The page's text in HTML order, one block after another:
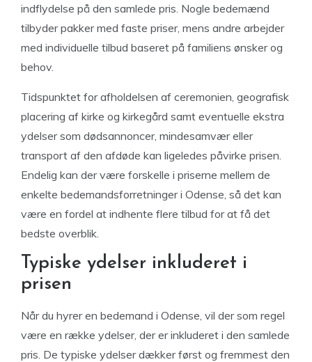
indflydelse på den samlede pris. Nogle bedemænd
tilbyder pakker med faste priser, mens andre arbejder
med individuelle tilbud baseret på familiens ønsker og
behov.
Tidspunktet for afholdelsen af ceremonien, geografisk
placering af kirke og kirkegård samt eventuelle ekstra
ydelser som dødsannoncer, mindesamvær eller
transport af den afdøde kan ligeledes påvirke prisen.
Endelig kan der være forskelle i priserne mellem de
enkelte bedemandsforretninger i Odense, så det kan
være en fordel at indhente flere tilbud for at få det
bedste overblik.
Typiske ydelser inkluderet i
prisen
Når du hyrer en bedemand i Odense, vil der som regel
være en række ydelser, der er inkluderet i den samlede
pris. De typiske ydelser dækker først og fremmest den